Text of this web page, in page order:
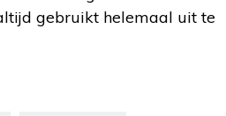
gebruikt helemaal uit te